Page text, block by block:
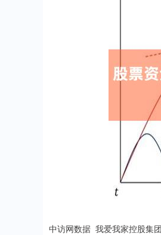
中访网数据 我爱我家控股集